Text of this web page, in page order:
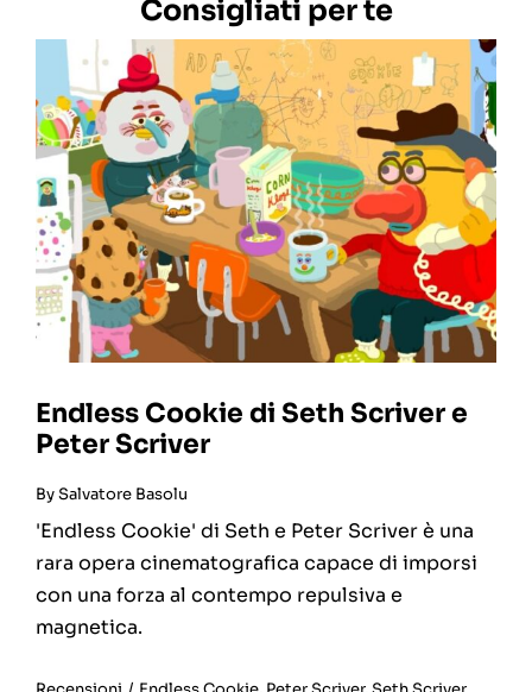
Consigliati per te
Endless Cookie di Seth Scriver e
Peter Scriver
BySalvatore Basolu
'Endless Cookie' di Seth e Peter Scriver è una
rara opera cinematografica capace di imporsi
con una forza al contempo repulsiva e
magnetica.